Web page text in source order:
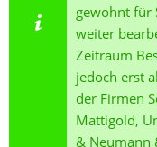
gewohnt für
weiter
Zeitraum
jedoch erst
der Firmen
Mattigold,
& Neumann